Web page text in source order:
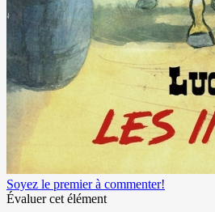
Soyez le premier à commenter!
Évaluer cet élément